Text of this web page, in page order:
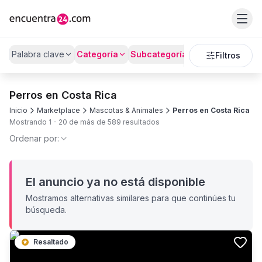
Palabra clave Categoría Subcategoría PrecioFiltros
Perros en Costa Rica
Inicio Marketplace Mascotas & Animales
Perros en Costa Rica
Mostrando 1 - 20 de más de 589 resultados
Ordenar por:
El anuncio ya no está disponible
Mostramos alternativas similares para que continúes tu
búsqueda.
Resaltado